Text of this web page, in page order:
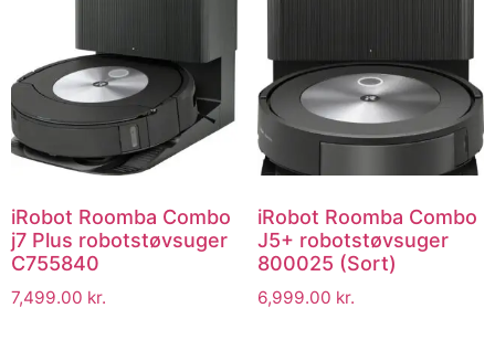
iRobot Roomba Combo
j7 Plus robotstøvsuger
C755840
7,499.00 kr.
iRobot Roomba Combo
J5+ robotstøvsuger
800025 (Sort)
6,999.00 kr.